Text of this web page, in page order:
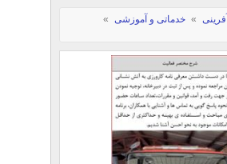
» خدماتی و آموزشی »